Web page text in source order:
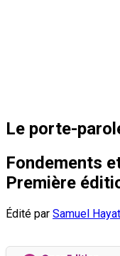
Le porte-
Fondements
Première
Édité par Samuel Hayat